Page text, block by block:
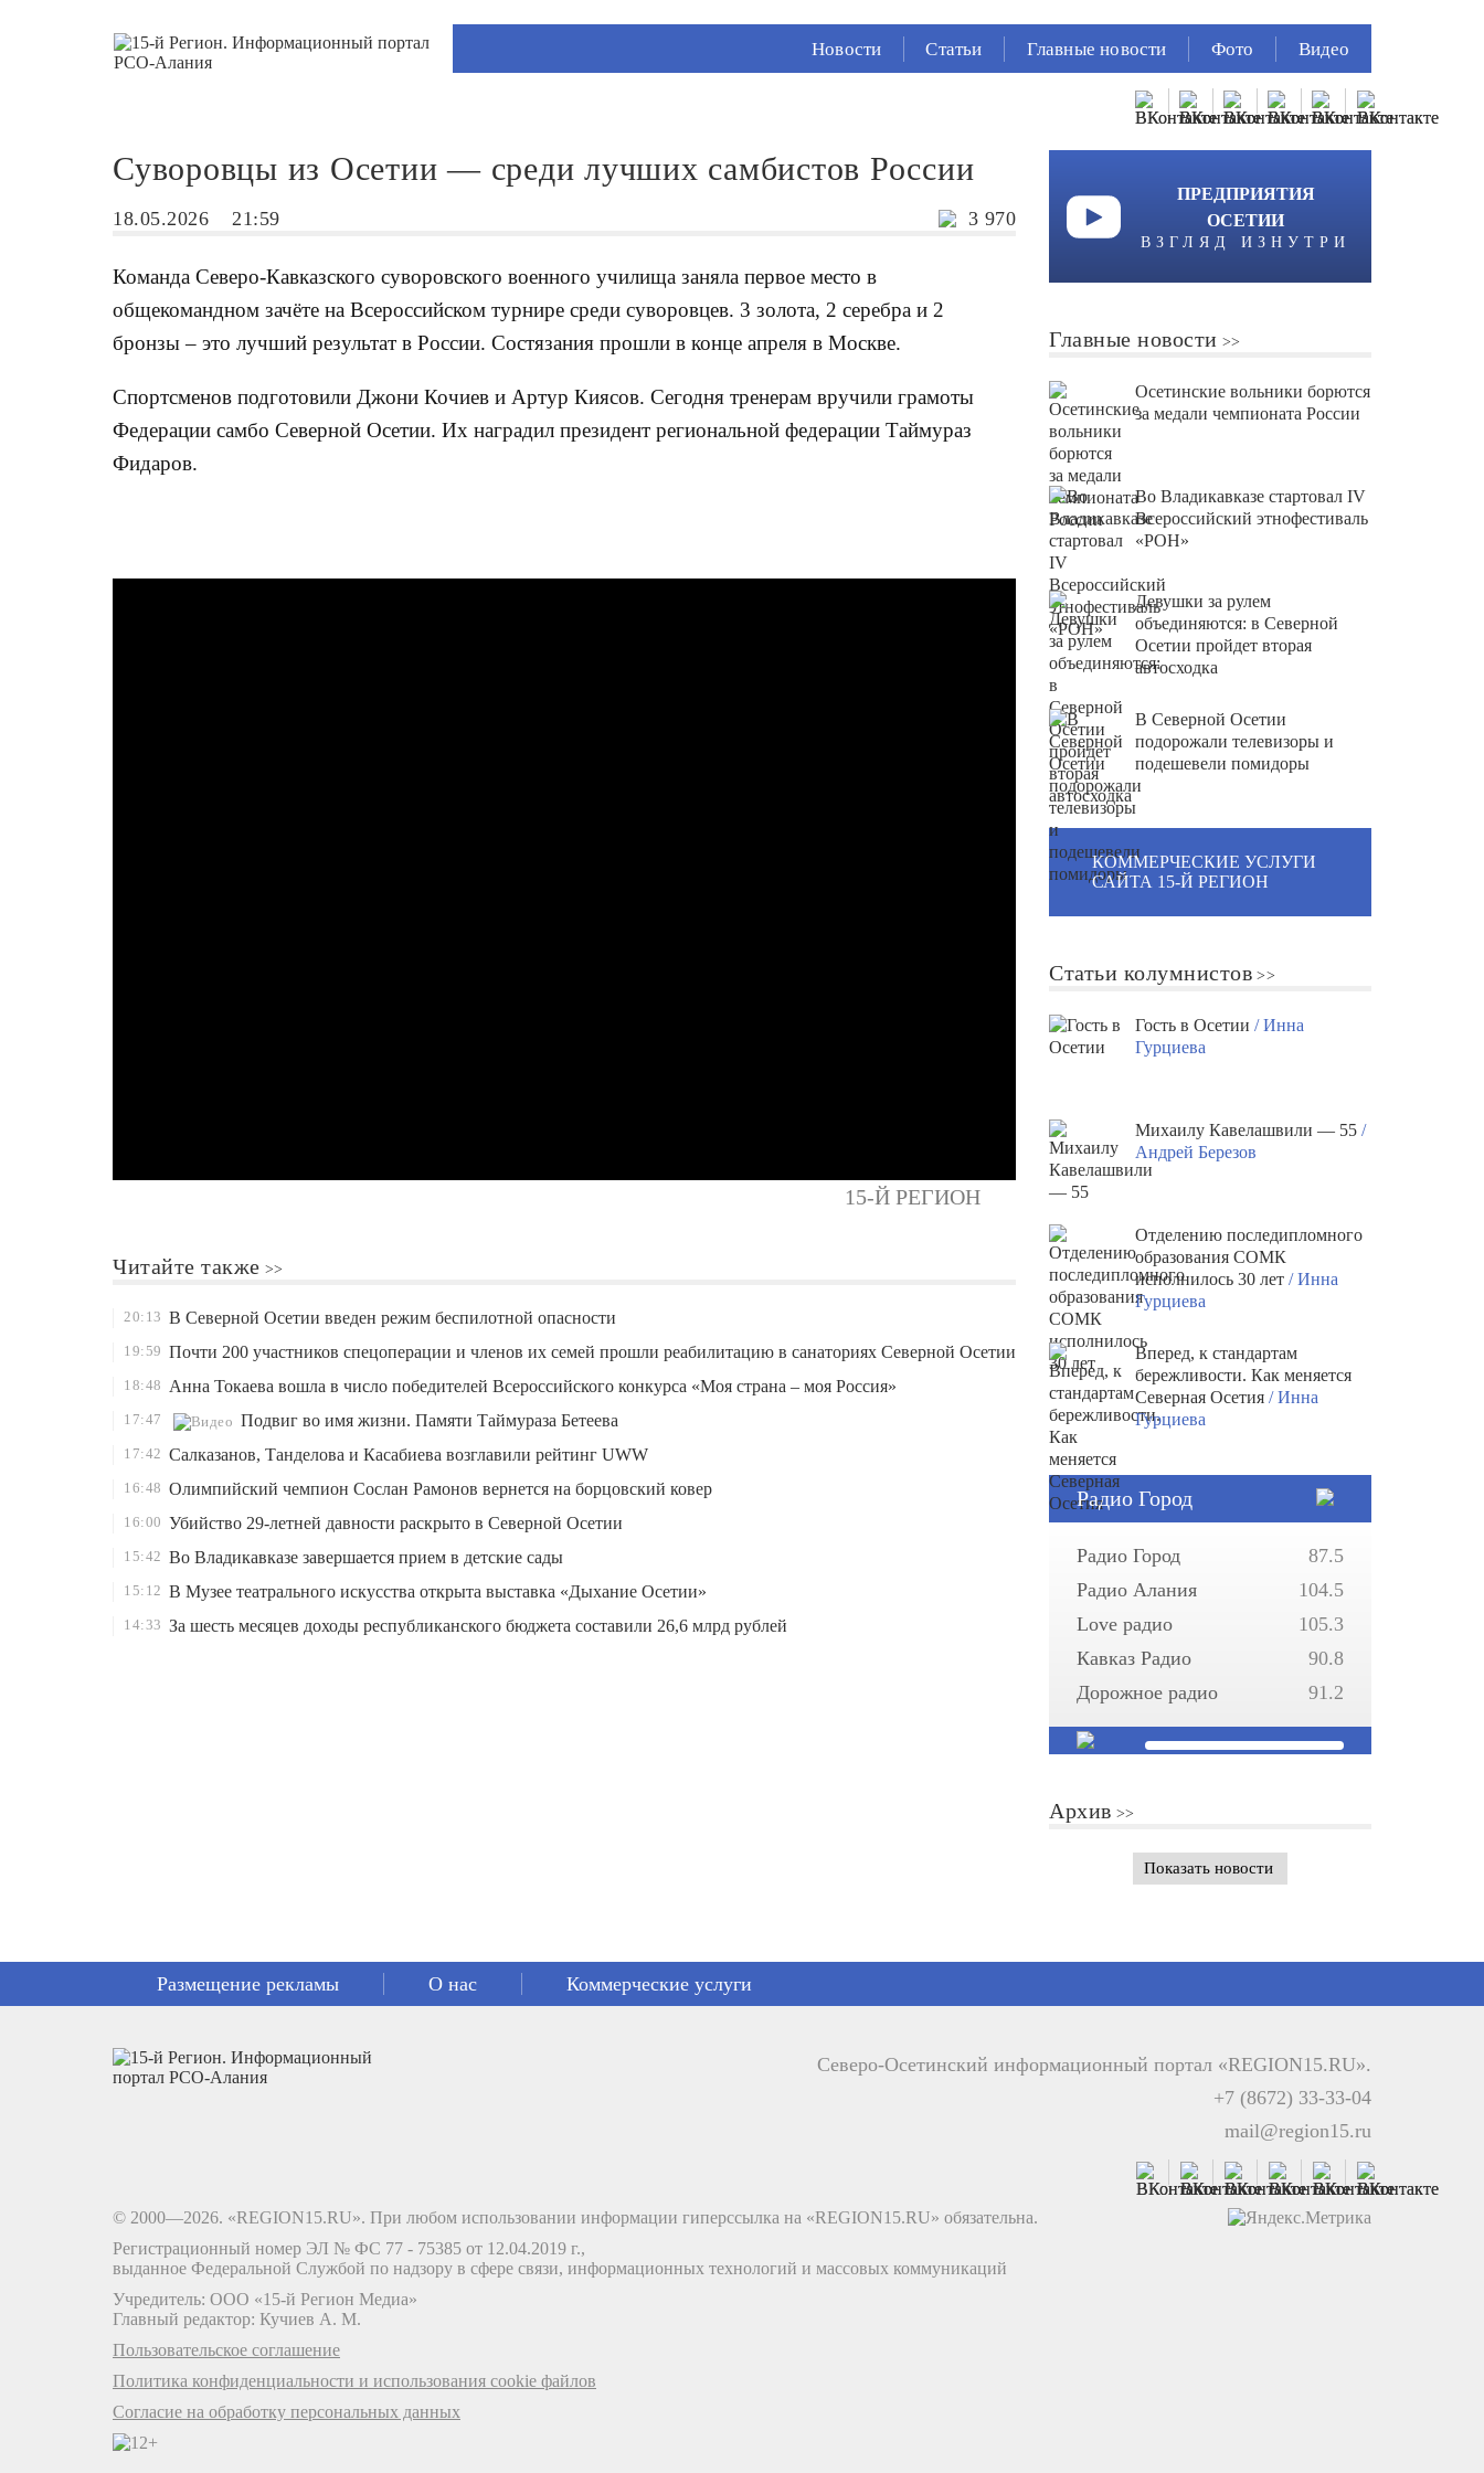
Новости Статьи Главные новости Фото Видео
Суворовцы из Осетии — среди лучших самбистов России
18.05.2026 21:59 3 970
Команда Северо-Кавказского суворовского военного училища заняла первое место в
общекомандном зачёте на Всероссийском турнире среди суворовцев. 3 золота, 2 серебра и 2
бронзы – это лучший результат в России. Состязания прошли в конце апреля в Москве.
Спортсменов подготовили Джони Кочиев и Артур Киясов. Сегодня тренерам вручили грамоты
Федерации самбо Северной Осетии. Их наградил президент региональной федерации Таймураз
Фидаров.
15-Й РЕГИОН
Читайте также
20:13 В Северной Осетии введен режим беспилотной опасности
19:59 Почти 200 участников спецоперации и членов их семей прошли реабилитацию в санаториях Северной Осетии
18:48 Анна Токаева вошла в число победителей Всероссийского конкурса «Моя страна – моя Россия»
17:47 Подвиг во имя жизни. Памяти Таймураза Бетеева
17:42 Салказанов, Танделова и Касабиева возглавили рейтинг UWW
16:48 Олимпийский чемпион Сослан Рамонов вернется на борцовский ковер
16:00 Убийство 29-летней давности раскрыто в Северной Осетии
15:42 Во Владикавказе завершается прием в детские сады
15:12 В Музее театрального искусства открыта выставка «Дыхание Осетии»
14:33 За шесть месяцев доходы республиканского бюджета составили 26,6 млрд рублей
ПРЕДПРИЯТИЯ
ОСЕТИИ
ВЗГЛЯД ИЗНУТРИ
Главные новости
Осетинские вольники борются
за медали чемпионата России
Во Владикавказе стартовал IV
Всероссийский этнофестиваль
«РОН»
Девушки за рулем
объединяются: в Северной
Осетии пройдет вторая
автосходка
В Северной Осетии
подорожали телевизоры и
подешевели помидоры
КОММЕРЧЕСКИЕ УСЛУГИ
САЙТА 15-Й РЕГИОН
Статьи колумнистов
Гость в Осетии/ Инна
Гурциева
Михаилу Кавелашвили — 55/
Андрей Березов
Отделению последипломного
образования СОМК
исполнилось 30 лет/ Инна
Гурциева
Вперед, к стандартам
бережливости. Как меняется
Северная Осетия/ Инна
Гурциева
Радио Город
Радио Город
87.5
Радио Алания
104.5
Love радио
105.3
Кавказ Радио
90.8
Дорожное радио
91.2
Архив
Показать новости
Размещение рекламы О нас Коммерческие услуги
Северо-Осетинский информационный портал «REGION15.RU».
+7 (8672) 33-33-04
mail@region15.ru
© 2000—2026. «REGION15.RU». При любом использовании информации гиперссылка на «REGION15.RU» обязательна.
Регистрационный номер ЭЛ № ФС 77 - 75385 от 12.04.2019 г.,
выданное Федеральной Службой по надзору в сфере связи, информационных технологий и массовых коммуникаций
Учредитель: ООО «15-й Регион Медиа»
Главный редактор: Кучиев А. М.
Пользовательское соглашение
Политика конфиденциальности и использования cookie файлов
Согласие на обработку персональных данных